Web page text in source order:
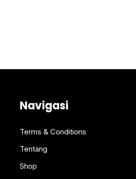
Navigasi
Terms & Conditions
Tentang
Shop